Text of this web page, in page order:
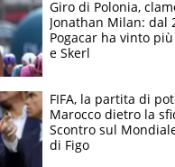
Giro di Polonia,
Jonathan Milan: dal
Pogacar ha vinto
e Skerl
FIFA, la partita di
Marocco dietro la
Scontro sul
di Figo